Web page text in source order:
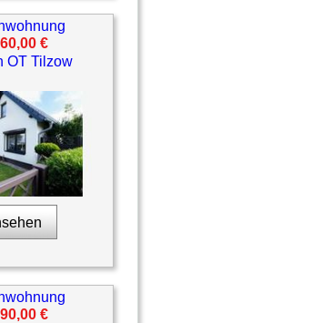
60,00 €
OT Tilzow
90,00 €